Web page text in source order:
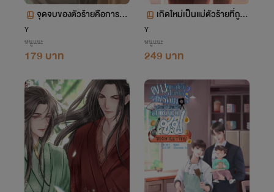
จุดจบของตัวร้ายคือการโด
Y
หนูแนะ
179 บาท
เกิดใหม่เป็นแม่ตัวร้ายที่ถูก
Y
หนูแนะ
249 บาท